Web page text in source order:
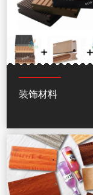
装饰材料